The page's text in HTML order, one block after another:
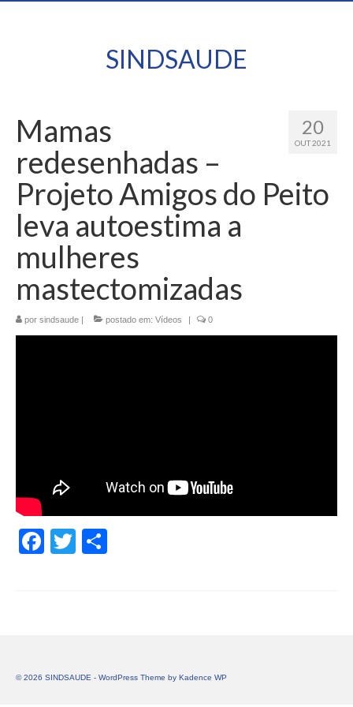
SINDSAUDE
20
OUT 2021
Mamas
redesenhadas –
Projeto Amigos do Peito
leva autoestima a
mulheres
mastectomizadas
por sindsaude | postado em: Vídeos | 0
Facebook
Twitter
© 2026 SINDSAUDE - WordPress Theme by Kadence WP